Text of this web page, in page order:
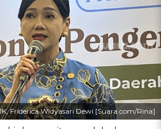
Friderica Widyasari Dewi [Suara.com/Rina]